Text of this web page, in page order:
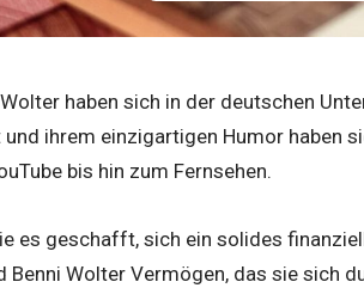
haben sich in der deutschen
ihrem einzigartigen Humor haben
bis hin zum Fernsehen.
es geschafft, sich ein solides
Benni Wolter Vermögen, das sie sich